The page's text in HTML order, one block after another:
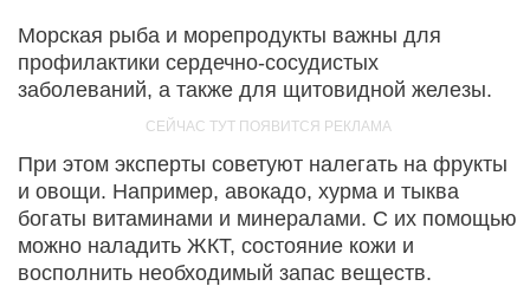
Морская рыба и морепродукты важны для
профилактики сердечно-сосудистых
заболеваний, а также для щитовидной железы.
При этом эксперты советуют налегать на фрукты
и овощи. Например, авокадо, хурма и тыква
богаты витаминами и минералами. С их помощью
можно наладить ЖКТ, состояние кожи и
восполнить необходимый запас веществ.